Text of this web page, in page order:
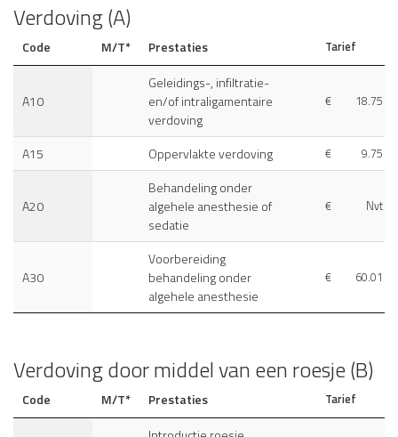
Verdoving (A)
Code M/T* Prestaties Tarief
A10
Geleidings-, infiltratie-
en/of intraligamentaire
verdoving
€ 18.75
A15 Oppervlakte verdoving € 9.75
A20
Behandeling onder
algehele anesthesie of
sedatie
€ Nvt
A30
Voorbereiding
behandeling onder
algehele anesthesie
€ 60.01
Verdoving door middel van een roesje (B)
Code M/T* Prestaties Tarief